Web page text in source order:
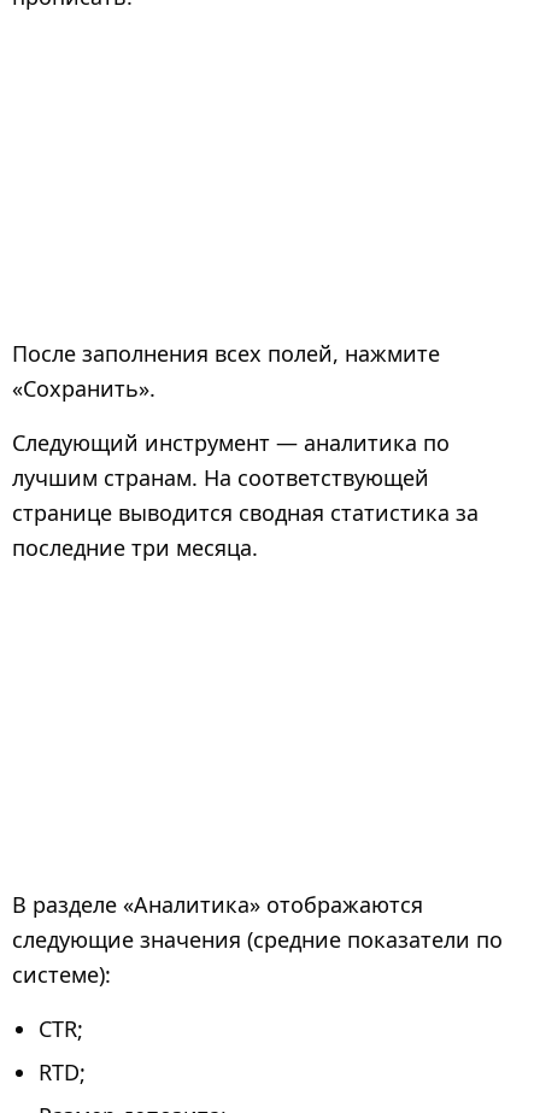
После заполнения всех полей, нажмите
«Сохранить».
Следующий инструмент — аналитика по
лучшим странам. На соответствующей
странице выводится сводная статистика за
последние три месяца.
В разделе «Аналитика» отображаются
следующие значения (средние показатели по
системе):
CTR;
RTD;